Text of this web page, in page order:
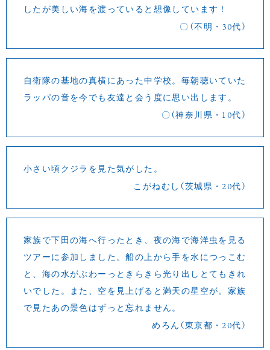
したが美しい海を渡っていると想像しています！
〇（不明・30代）
自衛隊の基地の真横にあった中学校。毎朝聴いていた
ラッパの音を今でも友達と会う度に思い出します。
〇（神奈川県・10代）
小さい頃クジラを見た気がした。
こがねむし（茨城県・20代）
家族で下田の海へ行ったとき、夜の海で海洋虫を見る
ツアーに参加しました。船の上から手を水につっこむ
と、海の水がぶわーっときらきら光り出しとてもきれ
いでした。また、空を見上げると満天の星空が。家族
で見たあの景色はずっと忘れません。
めろん（東京都・20代）